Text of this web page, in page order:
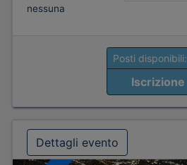
nessuna
Posti disponibili:
Iscrizione
Dettagli evento